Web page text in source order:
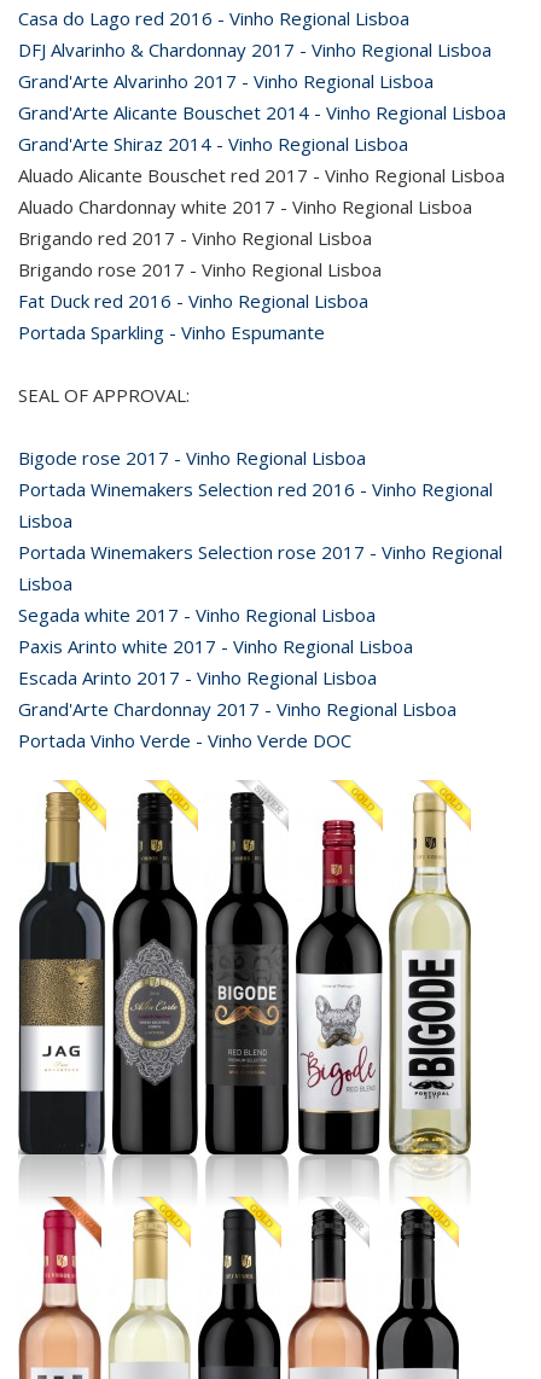
Casa do Lago red 2016 - Vinho Regional Lisboa
DFJ Alvarinho & Chardonnay 2017 - Vinho Regional Lisboa
Grand'Arte Alvarinho 2017 - Vinho Regional Lisboa
Grand'Arte Alicante Bouschet 2014 - Vinho Regional Lisboa
Grand'Arte Shiraz 2014 - Vinho Regional Lisboa
Aluado Alicante Bouschet red 2017 - Vinho Regional Lisboa
Aluado Chardonnay white 2017 - Vinho Regional Lisboa
Brigando red 2017 - Vinho Regional Lisboa
Brigando rose 2017 - Vinho Regional Lisboa
Fat Duck red 2016 - Vinho Regional Lisboa
Portada Sparkling - Vinho Espumante
SEAL OF APPROVAL:
Bigode rose 2017 - Vinho Regional Lisboa
Portada Winemakers Selection red 2016 - Vinho Regional
Lisboa
Portada Winemakers Selection rose 2017 - Vinho Regional
Lisboa
Segada white 2017 - Vinho Regional Lisboa
Paxis Arinto white 2017 - Vinho Regional Lisboa
Escada Arinto 2017 - Vinho Regional Lisboa
Grand'Arte Chardonnay 2017 - Vinho Regional Lisboa
Portada Vinho Verde - Vinho Verde DOC